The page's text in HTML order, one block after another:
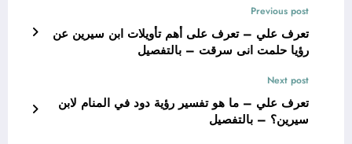
Previous post
تعرف علي – تعرف على أهم تأويلات ابن سيرين عن
رؤيا حلمت انى سرقت – بالتفصيل
Next post
تعرف علي – ما هو تفسير رؤية دود في المنام لابن
سيرين؟ – بالتفصيل